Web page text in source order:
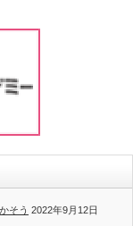
そう 2022年9月12日